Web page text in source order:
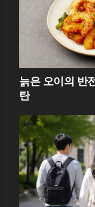
늙은 오이의 반
탄